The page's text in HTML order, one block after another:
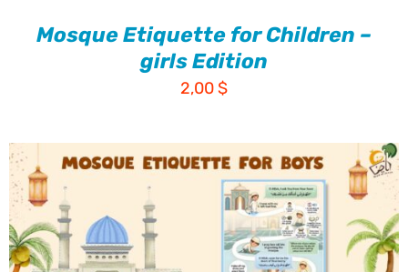
Mosque Etiquette for Children –
girls Edition
2,00$